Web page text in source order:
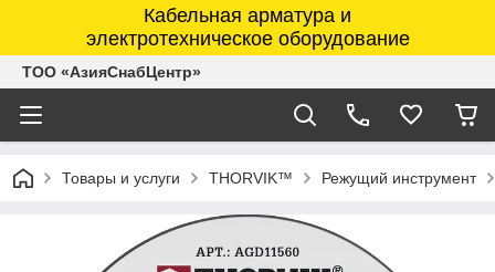
Кабельная арматура и
электротехническое оборудование
ТОО «АзияСнабЦентр»
Товары и услуги THORVIK™ Режущий инструмент